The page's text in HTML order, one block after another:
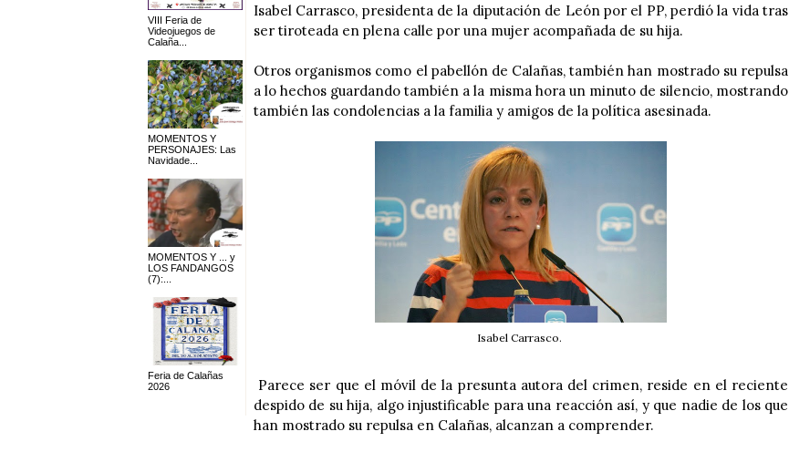
VIII Feria de
Videojuegos de
Calaña...
MOMENTOS Y
PERSONAJES: Las
Navidade...
MOMENTOS Y ... y
LOS FANDANGOS
(7):...
Feria de Calañas
2026
Isabel Carrasco, presidenta de la diputación de León por el PP, perdió la vida tras
ser tiroteada en plena calle por una mujer acompañada de su hija.
Otros organismos como el pabellón de Calañas, también han mostrado su repulsa
a lo hechos guardando también a la misma hora un minuto de silencio, mostrando
también las condolencias a la familia y amigos de la política asesinada.
Isabel Carrasco.
Parece ser que el móvil de la presunta autora del crimen, reside en el reciente
despido de su hija, algo injustificable para una reacción así, y que nadie de los que
han mostrado su repulsa en Calañas, alcanzan a comprender.